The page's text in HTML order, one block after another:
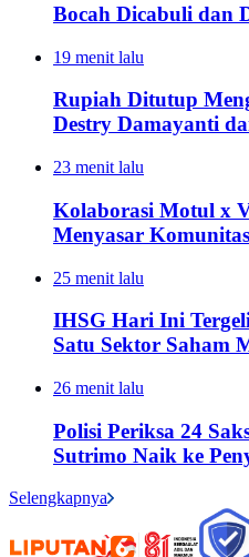
Bocah Dicabuli dan
19 menit lalu
Rupiah Ditutup
Destry Damayanti
23 menit lalu
Kolaborasi Motul x
Menyasar
25 menit lalu
IHSG Hari Ini
Satu Sektor Saham
26 menit lalu
Polisi Periksa 24
Sutrimo Naik ke
Selengkapnya